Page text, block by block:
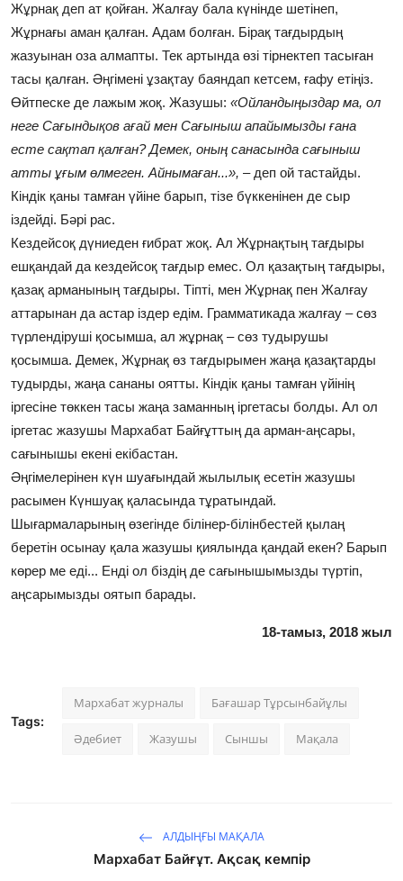
Жұрнақ деп ат қойған. Жалғау бала күнінде шетінеп,
Жұрнағы аман қалған. Адам болған. Бірақ тағдырдың
жазуынан оза алмапты. Тек артында өзі тірнектеп тасыған
тасы қалған. Әңгімені ұзақтау баяндап кетсем, ғафу етіңіз.
Өйтпеске де лажым жоқ. Жазушы: «Ойландыңыздар ма, ол
неге Сағындықов ағай мен Сағыныш апайымызды ғана
есте сақтап қалған? Демек, оның санасында сағыныш
атты ұғым өлмеген. Айнымаған...», – деп ой тастайды.
Кіндік қаны тамған үйіне барып, тізе бүккенінен де сыр
іздейді. Бәрі рас.
Кездейсоқ дүниеден ғибрат жоқ. Ал Жұрнақтың тағдыры
ешқандай да кездейсоқ тағдыр емес. Ол қазақтың тағдыры,
қазақ арманының тағдыры. Тіпті, мен Жұрнақ пен Жалғау
аттарынан да астар іздер едім. Грамматикада жалғау – сөз
түрлендіруші қосымша, ал жұрнақ – сөз тудырушы
қосымша. Демек, Жұрнақ өз тағдырымен жаңа қазақтарды
тудырды, жаңа сананы оятты. Кіндік қаны тамған үйінің
іргесіне төккен тасы жаңа заманның іргетасы болды. Ал ол
іргетас жазушы Мархабат Байғұттың да арман-аңсары,
сағынышы екені екібастан.
Әңгімелерінен күн шуағындай жылылық есетін жазушы
расымен Күншуақ қаласында тұратындай.
Шығармаларының өзегінде білінер-білінбестей қылаң
беретін осынау қала жазушы қиялында қандай екен? Барып
көрер ме еді... Енді ол біздің де сағынышымызды түртіп,
аңсарымызды оятып барады.
18-тамыз, 2018 жыл
Tags:
Мархабат журналы Бағашар Тұрсынбайұлы
Әдебиет Жазушы Сыншы Мақала
АЛДЫҢҒЫ МАҚАЛА
Мархабат Байғұт. Ақсақ кемпір